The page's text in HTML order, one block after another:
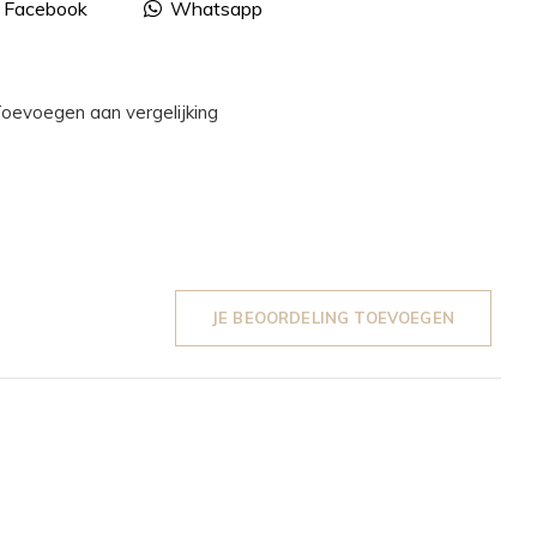
Facebook Whatsapp
aan vergelijking
JE BEOORDELING TOEVOEGEN